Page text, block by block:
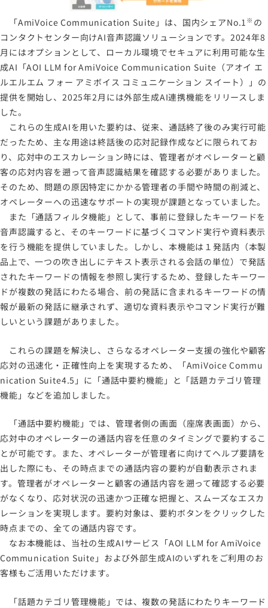
「AmiVoice Communication Suite」は、国内シェアNo.1 ※ の
コンタクトセンター向けAI音声認識ソリューションです。2024年8
月にはオプションとして、ローカル環境でセキュアに利用可能な生
成AI「AOI LLM for AmiVoice Communication Suite（アオイ エ
ルエルエム フォー アミボイス コミュニケーション スイート）」の
提供を開始し、2025年2月には外部生成AI連携機能をリリースしま
した。
これらの生成AIを用いた要約は、従来、通話終了後のみ実行可能
だったため、主な用途は終話後の応対記録作成などに限られてお
り、応対中のエスカレーション時には、管理者がオペレーターと顧
客の応対内容を遡って音声認識結果を確認する必要がありました。
そのため、問題の原因特定にかかる管理者の手間や時間の削減と、
オペレーターへの迅速なサポートの実現が課題となっていました。
また「通話フィルタ機能」として、事前に登録したキーワードを
音声認識すると、そのキーワードに基づくコマンド実行や資料表示
を行う機能を提供していました。しかし、本機能は１発話内（本製
品上で、一つの吹き出しにテキスト表示される会話の単位）で発話
されたキーワードの情報を参照し実行するため、登録したキーワー
ドが複数の発話にわたる場合、前の発話に含まれるキーワードの情
報が最新の発話に継承されず、適切な資料表示やコマンド実行が難
しいという課題がありました。
これらの課題を解決し、さらなるオペレーター支援の強化や顧客
応対の迅速化・正確性向上を実現するため、「AmiVoice Commu
nication Suite4.5」に「通話中要約機能」と「話題カテゴリ管理
機能」などを追加しました。
「通話中要約機能」では、管理者側の画面（座席表画面）から、
応対中のオペレーターの通話内容を任意のタイミングで要約するこ
とが可能です。また、オペレーターが管理者に向けてヘルプ要請を
出した際にも、その時点までの通話内容の要約が自動表示されま
す。管理者がオペレーターと顧客の通話内容を遡って確認する必要
がなくなり、応対状況の迅速かつ正確な把握と、スムーズなエスカ
レーションを実現します。要約対象は、要約ボタンをクリックした
時点までの、全ての通話内容です。
なお本機能は、当社の生成AIサービス「AOI LLM for AmiVoice
Communication Suite」および外部生成AIのいずれをご利用のお
客様もご活用いただけます。
「話題カテゴリ管理機能」では、複数の発話にわたりキーワード